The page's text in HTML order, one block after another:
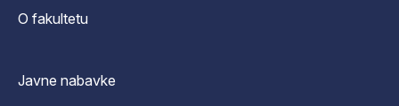
O fakultetu
Javne nabavke